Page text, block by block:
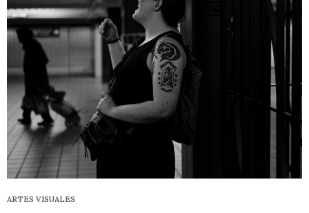
ARTES VISUALES